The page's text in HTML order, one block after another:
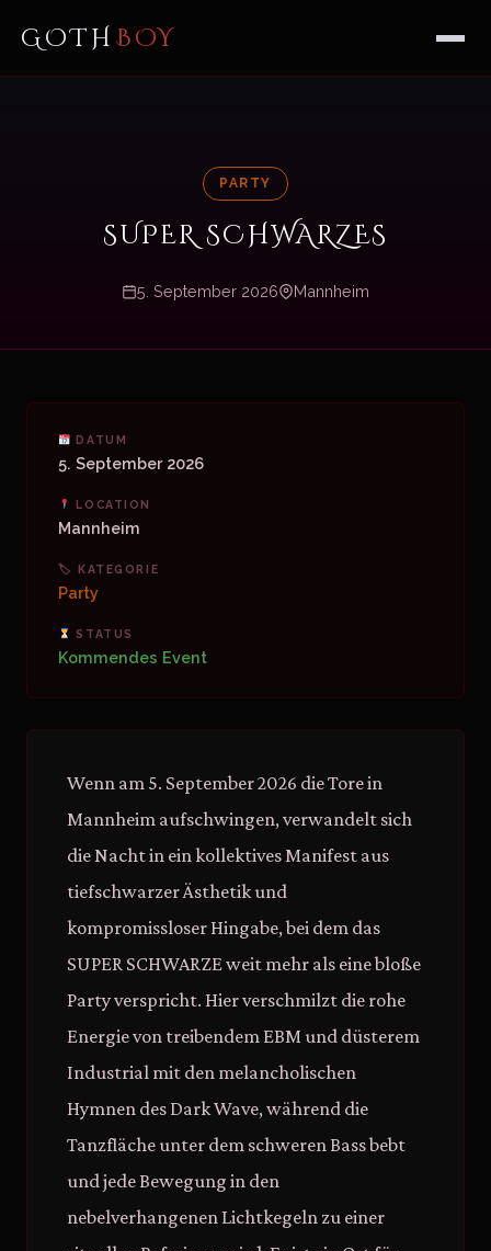
GOTH BOY
PARTY
SUPER SCHWARZES
5. September 2026 Mannheim
DATUM
5. September 2026
LOCATION
Mannheim
🏷 KATEGORIE
Party
STATUS
Kommendes Event
Wenn am 5. September 2026 die Tore in
Mannheim aufschwingen, verwandelt sich
die Nacht in ein kollektives Manifest aus
tiefschwarzer Ästhetik und
kompromissloser Hingabe, bei dem das
SUPER SCHWARZE weit mehr als eine bloße
Party verspricht. Hier verschmilzt die rohe
Energie von treibendem EBM und düsterem
Industrial mit den melancholischen
Hymnen des Dark Wave, während die
Tanzfläche unter dem schweren Bass bebt
und jede Bewegung in den
nebelverhangenen Lichtkegeln zu einer